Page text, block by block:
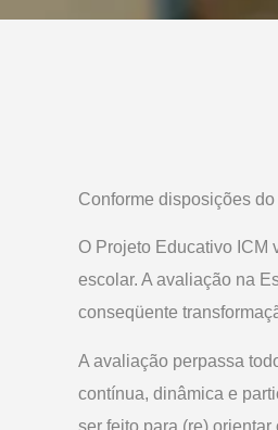
Conforme disposições
O Projeto Educativo ICM
escolar. A avaliação na
conseqüente
A avaliação perpassa
contínua, dinâmica e
ser feito para (re) orientar